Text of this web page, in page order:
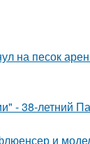
на песок
38-летний
и